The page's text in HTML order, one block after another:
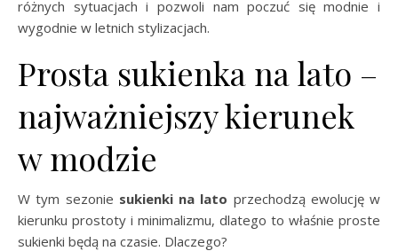
różnych sytuacjach i pozwoli nam poczuć się modnie i
wygodnie w letnich stylizacjach.
Prosta sukienka na lato –
najważniejszy kierunek
w modzie
W tym sezonie sukienki na lato przechodzą ewolucję w
kierunku prostoty i minimalizmu, dlatego to właśnie proste
sukienki będą na czasie. Dlaczego?